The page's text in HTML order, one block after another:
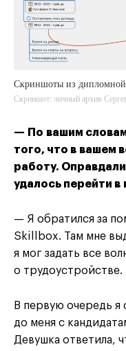
Скриншоты из дипломной
Скриншот: личный архив
— По вашим
того, что в вашем
работу.
удалось перейти
— Я обратился за
Skillbox. Там мне
я мог задать все
о трудоустройстве.
В первую очередь я
до меня с
Девушка ответила,